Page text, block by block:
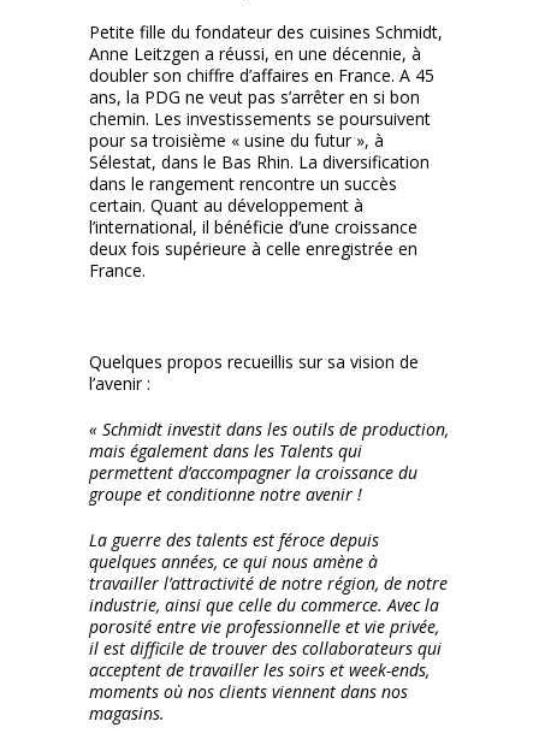
Petite fille du fondateur des cuisines Schmidt,
Anne Leitzgen a réussi, en une décennie, à
doubler son chiffre d’affaires en France. A 45
ans, la PDG ne veut pas s’arrêter en si bon
chemin. Les investissements se poursuivent
pour sa troisième « usine du futur », à
Sélestat, dans le Bas Rhin. La diversification
dans le rangement rencontre un succès
certain. Quant au développement à
l’international, il bénéficie d’une croissance
deux fois supérieure à celle enregistrée en
France.
Quelques propos recueillis sur sa vision de
l’avenir :
« Schmidt investit dans les outils de production,
mais également dans les Talents qui
permettent d’accompagner la croissance du
groupe et conditionne notre avenir !
La guerre des talents est féroce depuis
quelques années, ce qui nous amène à
travailler l’attractivité de notre région, de notre
industrie, ainsi que celle du commerce. Avec la
porosité entre vie professionnelle et vie privée,
il est difficile de trouver des collaborateurs qui
acceptent de travailler les soirs et week-ends,
moments où nos clients viennent dans nos
magasins.